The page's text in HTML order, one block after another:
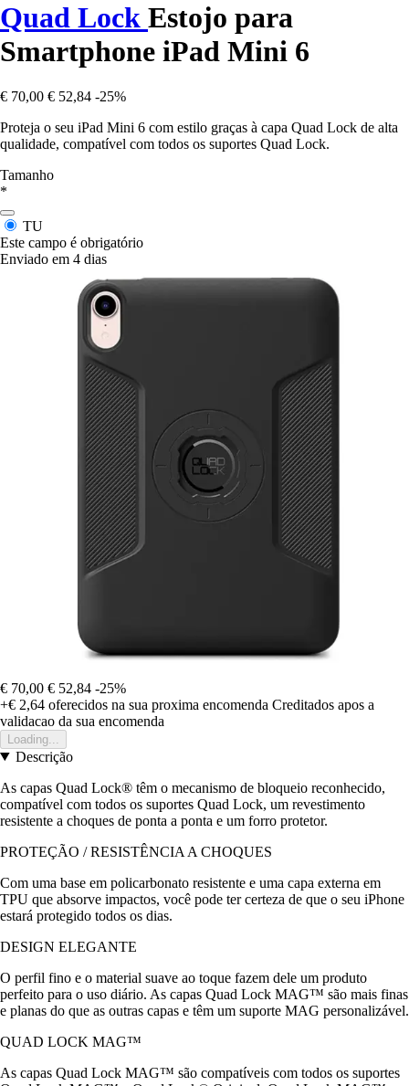
Quad Lock Estojo para
Smartphone iPad Mini 6
€ 70,00 € 52,84 -25%
Proteja o seu iPad Mini 6 com estilo graças à capa Quad Lock de alta
qualidade, compatível com todos os suportes Quad Lock.
Tamanho
*
TU
Este campo é obrigatório
Enviado em 4 dias
€ 70,00 € 52,84 -25%
+€ 2,64 oferecidos na sua proxima encomenda Creditados apos a
validacao da sua encomenda
Loading...
Descrição
As capas Quad Lock® têm o mecanismo de bloqueio reconhecido,
compatível com todos os suportes Quad Lock, um revestimento
resistente a choques de ponta a ponta e um forro protetor.
PROTEÇÃO / RESISTÊNCIA A CHOQUES
Com uma base em policarbonato resistente e uma capa externa em
TPU que absorve impactos, você pode ter certeza de que o seu iPhone
estará protegido todos os dias.
DESIGN ELEGANTE
O perfil fino e o material suave ao toque fazem dele um produto
perfeito para o uso diário. As capas Quad Lock MAG™ são mais finas
e planas do que as outras capas e têm um suporte MAG personalizável.
QUAD LOCK MAG™
As capas Quad Lock MAG™ são compatíveis com todos os suportes